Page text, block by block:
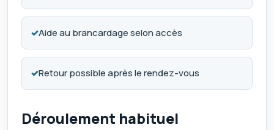
✓Aide au brancardage selon accès
✓Retour possible après le rendez-vous
Déroulement habituel